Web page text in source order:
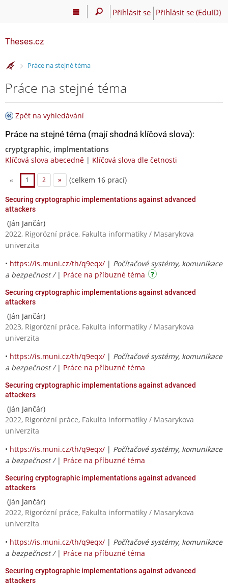
Přihlásit se Přihlásit se (EduID)
Theses.cz
>Práce na stejné téma
Práce na stejné téma
Zpět na vyhledávání
Práce na stejné téma (mají shodná klíčová slova):
cryptgraphic, implmentations
Klíčová slova abecedně | Klíčová slova dle četnosti
« 1 2 » (celkem 16 prací)
Securing cryptographic implementations against advanced
attackers
(Ján Jančár)
2022, Rigorózní práce, Fakulta informatiky / Masarykova
univerzita
• https://is.muni.cz/th/q9eqx/ | Počítačové systémy, komunikace
a bezpečnost / | Práce na příbuzné téma
Securing cryptographic implementations against advanced
attackers
(Ján Jančár)
2023, Rigorózní práce, Fakulta informatiky / Masarykova
univerzita
• https://is.muni.cz/th/q9eqx/ | Počítačové systémy, komunikace
a bezpečnost / | Práce na příbuzné téma
Securing cryptographic implementations against advanced
attackers
(Ján Jančár)
2022, Rigorózní práce, Fakulta informatiky / Masarykova
univerzita
• https://is.muni.cz/th/q9eqx/ | Počítačové systémy, komunikace
a bezpečnost / | Práce na příbuzné téma
Securing cryptographic implementations against advanced
attackers
(Ján Jančár)
2022, Rigorózní práce, Fakulta informatiky / Masarykova
univerzita
• https://is.muni.cz/th/q9eqx/ | Počítačové systémy, komunikace
a bezpečnost / | Práce na příbuzné téma
Securing cryptographic implementations against advanced
attackers